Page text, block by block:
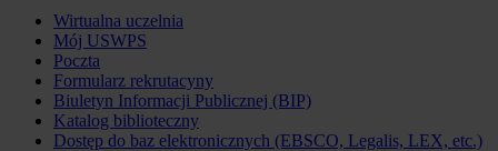
Wirtualna uczelnia
Mój USWPS
Poczta
Formularz rekrutacyny
Biuletyn Informacji Publicznej (BIP)
Katalog biblioteczny
Dostęp do baz elektronicznych (EBSCO, Legalis, LEX, etc.)